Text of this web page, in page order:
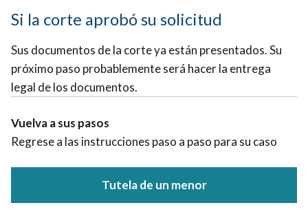
Si la corte aprobó su solicitud
Sus documentos de la corte ya están presentados. Su
próximo paso probablemente será hacer la entrega
legal de los documentos.
Vuelva a sus pasos
Regrese a las instrucciones paso a paso para su caso
Tutela de un menor